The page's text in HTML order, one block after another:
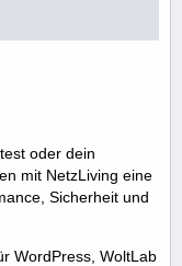
oder dein
mit NetzLiving eine
Sicherheit und
WordPress, WoltLab